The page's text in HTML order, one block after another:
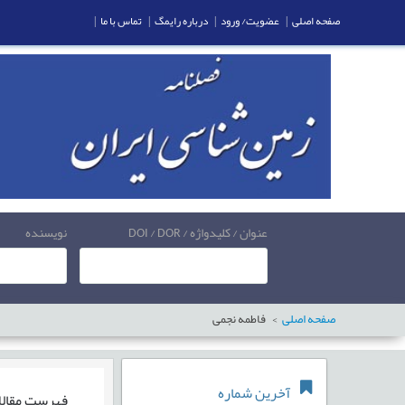
عنوان / کلیدواژه / DOI / DOR نویسنده
صفحه اصلی فاطمه نجمی
آخرین شماره
صفحه اصلی | عضویت/ ورود | درباره رایمگ | تماس با ما |